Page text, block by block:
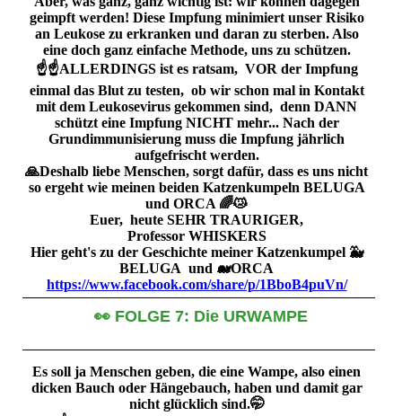
geimpft werden! Diese Impfung minimiert unser Risiko
an Leukose zu erkranken und daran zu sterben. Also
eine doch ganz einfache Methode, uns zu schützen.
☝️☝️ALLERDINGS ist es ratsam, VOR der Impfung
einmal das Blut zu testen, ob wir schon mal in Kontakt
mit dem Leukosevirus gekommen sind, denn DANN
schützt eine Impfung NICHT mehr... Nach der
Grundimmunisierung muss die Impfung jährlich
aufgefrischt werden.
🙏Deshalb liebe Menschen, sorgt dafür, dass es uns nicht
so ergeht wie meinen beiden Katzenkumpeln BELUGA
und ORCA 🌈😿
Euer, heute SEHR TRAURIGER,
Professor WHISKERS
Hier geht's zu der Geschichte meiner Katzenkumpel 🐳
BELUGA und 🐋ORCA
https://www.facebook.com/share/p/1BboB4puVn/
👀 FOLGE 7: Die URWAMPE
Es soll ja Menschen geben, die eine Wampe, also einen
dicken Bauch oder Hängebauch, haben und damit gar
nicht glücklich sind.🤭